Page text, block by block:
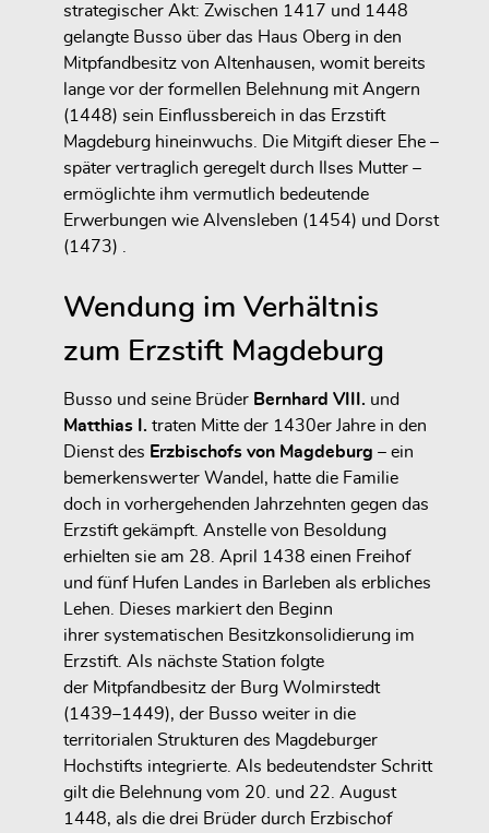
strategischer Akt: Zwischen 1417 und 1448
gelangte Busso über das Haus Oberg in den
Mitpfandbesitz von Altenhausen, womit bereits
lange vor der formellen Belehnung mit Angern
(1448) sein Einflussbereich in das Erzstift
Magdeburg hineinwuchs. Die Mitgift dieser Ehe –
später vertraglich geregelt durch Ilses Mutter –
ermöglichte ihm vermutlich bedeutende
Erwerbungen wie Alvensleben (1454) und
Dorst
(1473)
Wendung im Verhältnis
zum Erzstift Magdeburg
Busso und seine Brüder Bernhard VIII. und
Matthias I. traten Mitte der 1430er Jahre in den
Dienst des Erzbischofs von Magdeburg – ein
bemerkenswerter Wandel, hatte die Familie
doch in vorhergehenden Jahrzehnten gegen das
Erzstift gekämpft. Anstelle von Besoldung
erhielten sie am 28. April 1438 einen Freihof
und fünf Hufen Landes in Barleben als erbliches
Lehen. Dieses markiert den Beginn
ihrer systematischen Besitzkonsolidierung im
Erzstift. Als nächste Station folgte
der Mitpfandbesitz der Burg Wolmirstedt
(1439–1449), der Busso weiter in die
territorialen Strukturen des Magdeburger
Hochstifts integrierte. Als bedeutendster Schritt
gilt die Belehnung vom 20. und 22. August
1448, als die drei Brüder durch Erzbischof